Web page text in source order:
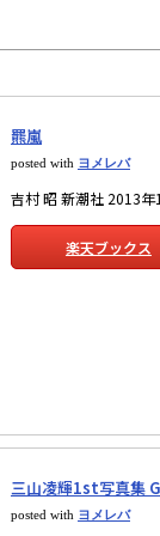
羆嵐
posted with ヨメレバ
吉村 昭 新潮社 2013年
楽天ブックス
三山凌輝1st写真集
posted with ヨメレバ